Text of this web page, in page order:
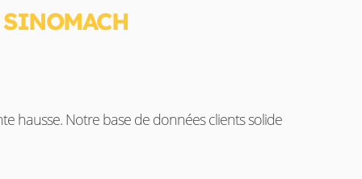
hausse. Notre base de données clients solide